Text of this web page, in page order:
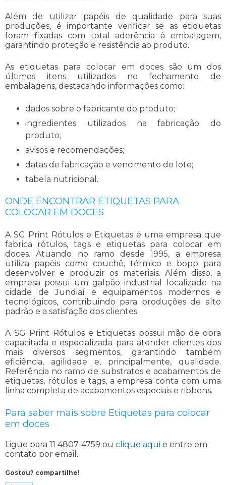
Além de utilizar papéis de qualidade para suas
produções, é importante verificar se as etiquetas
foram fixadas com total aderência à embalagem,
garantindo proteção e resistência ao produto.
As etiquetas para colocar em doces são um dos
últimos itens utilizados no fechamento de
embalagens, destacando informações como:
dados sobre o fabricante do produto;
ingredientes utilizados na fabricação do
produto;
avisos e recomendações;
datas de fabricação e vencimento do lote;
tabela nutricional.
ONDE ENCONTRAR ETIQUETAS PARA
COLOCAR EM DOCES
A SG Print Rótulos e Etiquetas é uma empresa que
fabrica rótulos, tags e etiquetas para colocar em
doces. Atuando no ramo desde 1995, a empresa
utiliza papéis como couchê, térmico e bopp para
desenvolver e produzir os materiais. Além disso, a
empresa possui um galpão industrial localizado na
cidade de Jundiaí e equipamentos modernos e
tecnológicos, contribuindo para produções de alto
padrão e a satisfação dos clientes.
A SG Print Rótulos e Etiquetas possui mão de obra
capacitada e especializada para atender clientes dos
mais diversos segmentos, garantindo também
eficiência, agilidade e, principalmente, qualidade.
Referência no ramo de substratos e acabamentos de
etiquetas, rótulos e tags, a empresa conta com uma
linha completa de acabamentos especiais e ribbons.
Para saber mais sobre Etiquetas para colocar
em doces
Ligue para 11 4807-4759 ou clique aqui e entre em
contato por email.
Gostou? compartilhe!